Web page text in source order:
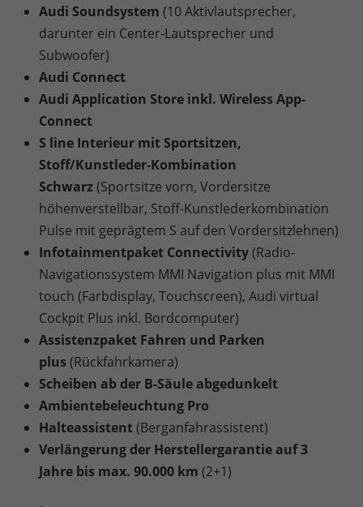
Audi Soundsystem (10 Aktivlautsprecher,
darunter ein Center-Lautsprecher und
Subwoofer)
Audi Connect
Audi Application Store inkl. Wireless App-
Connect
S line Interieur mit Sportsitzen,
Stoff/Kunstleder-Kombination
Schwarz(Sportsitze vorn, Vordersitze
höhenverstellbar, Stoff-Kunstlederkombination
Pulse mit geprägtem S auf den Vordersitzlehnen)
Infotainmentpaket Connectivity(Radio-
Navigationssystem MMI Navigation plus mit MMI
touch (Farbdisplay, Touchscreen), Audi virtual
Cockpit Plus inkl. Bordcomputer)
Assistenzpaket Fahren und Parken
plus (Rückfahrkamera)
Scheiben ab der B-Säule abgedunkelt
Ambientebeleuchtung Pro
Halteassistent(Berganfahrassistent)
Verlängerung der Herstellergarantie auf 3
Jahre bis max. 90.000 km (2+1)